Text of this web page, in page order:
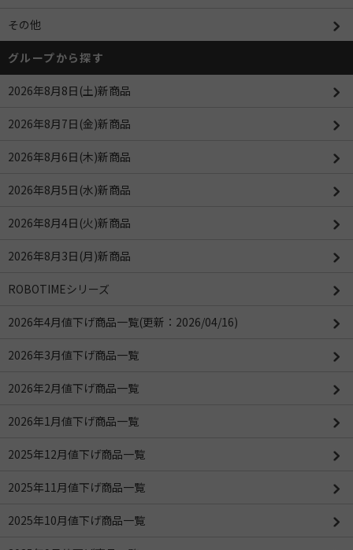
その他
グループから探す
2026年8月8日(土)新商品
2026年8月7日(金)新商品
2026年8月6日(木)新商品
2026年8月5日(水)新商品
2026年8月4日(火)新商品
2026年8月3日(月)新商品
ROBOTIMEシリーズ
2026年4月値下げ商品一覧(更新：2026/04/16)
2026年3月値下げ商品一覧
2026年2月値下げ商品一覧
2026年1月値下げ商品一覧
2025年12月値下げ商品一覧
2025年11月値下げ商品一覧
2025年10月値下げ商品一覧